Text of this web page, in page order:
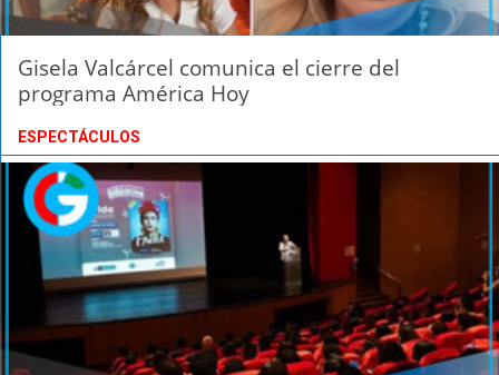
Gisela Valcárcel comunica el cierre del
programa América Hoy
ESPECTÁCULOS